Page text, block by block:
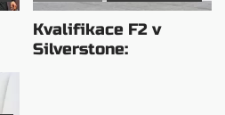
Kvalifikace F2 v
Silverstone: